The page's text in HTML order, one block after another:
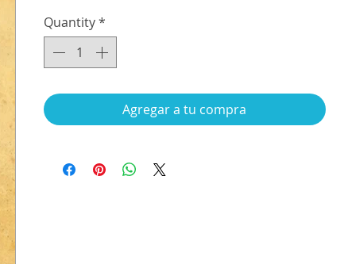
Quantity *
Agregar a tu compra